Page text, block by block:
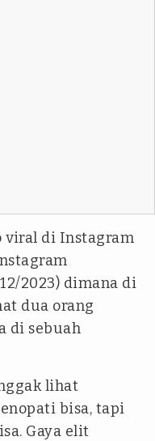
viral di Instagram
2023) dimana di
dua orang
di sebuah
lihat
bisa, tapi
Gaya elit